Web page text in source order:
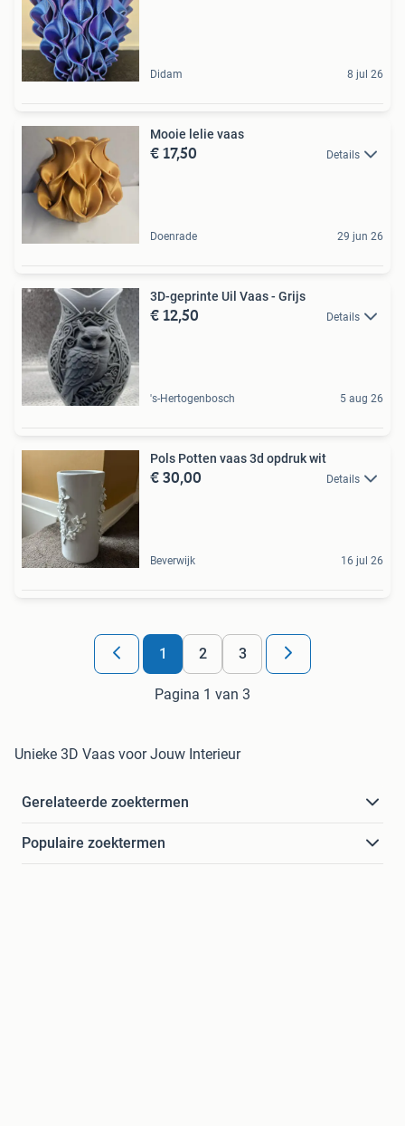
Didam 8 jul 26
Mooie lelie vaas
€ 17,50 Details
Doenrade 29 jun 26
3D-geprinte Uil Vaas - Grijs
€ 12,50 Details
's-Hertogenbosch 5 aug 26
Pols Potten vaas 3d opdruk wit
€ 30,00 Details
Beverwijk 16 jul 26
1 2 3
Pagina 1 van 3
Unieke 3D Vaas voor Jouw Interieur
Gerelateerde zoektermen
Populaire zoektermen